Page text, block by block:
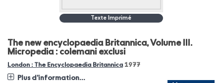
Texte Imprimé
The new encyclopaedia Britannica, Volume III.
Micropedia : colemani exclusi
London : The Encyclopaedia Britannica 1977
Plus d'information...